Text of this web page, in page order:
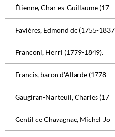
Étienne, Charles-Guillaume (17
Favières, Edmond de (1755-1837
Franconi, Henri (1779-1849).
Francis, baron d'Allarde (1778
Gaugiran-Nanteuil, Charles (17
Gentil de Chavagnac, Michel-Jo